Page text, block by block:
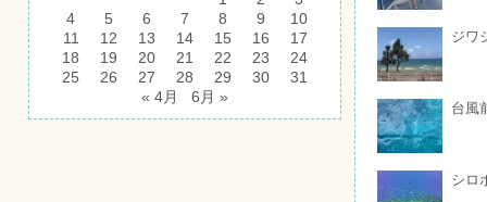
4
5 6 7 8 9
10
11
12 13 14 15 16
17
18
19 20 21 22 23
24
25
26 27 28 29 30
31
« 4月
6月 »
ジワ
台風
シロ